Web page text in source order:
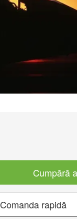
Cumpără
Comanda rapidă